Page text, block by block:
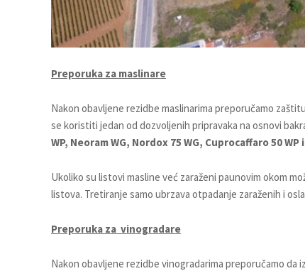
Preporuka za maslinare
Nakon obavljene rezidbe maslinarima preporučamo
se koristiti jedan od dozvoljenih pripravaka na osnovi
WP, Neoram WG, Nordox 75 WG, Cuprocaffaro 50 WP
Ukoliko su listovi masline već zaraženi paunovim okom
listova. Tretiranje samo ubrzava otpadanje zaraženih i
Preporuka za vinogradare
Nakon obavljene rezidbe vinogradarima preporučamo